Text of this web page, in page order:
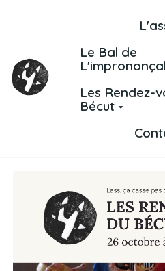
Aller au contenu principal
Le Bal de
Les Rendez-
Bécut